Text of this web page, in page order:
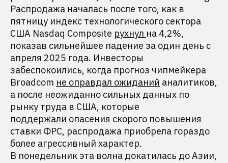
Распродажа началась после того, как в
пятницу индекс технологического сектора
США Nasdaq Composite рухнул на 4,2%,
показав сильнейшее падение за один день с
апреля 2025 года. Инвесторы
забеспокоились, когда прогноз чипмейкера
Broadcom не оправдал ожиданий аналитиков,
а после неожиданно сильных данных по
рынку труда в США, которые
поддержали опасения скорого повышения
ставки ФРС, распродажа приобрела гораздо
более агрессивный характер.
В понедельник эта волна докатилась до Азии,